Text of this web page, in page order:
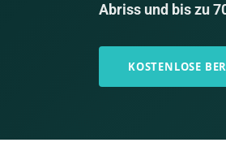
Abriss und bis zu
KOSTENLOSE